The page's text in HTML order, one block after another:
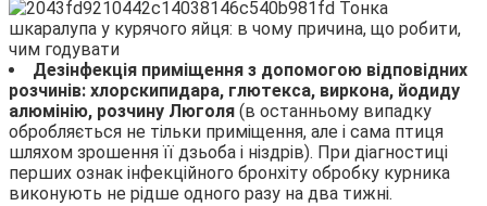
Дезінфекція приміщення з допомогою відповідних
розчинів: хлорскипидара, глютекса, виркона, йодиду
алюмінію, розчину Люголя (в останньому випадку
обробляється не тільки приміщення, але і сама птиця
шляхом зрошення її дзьоба і ніздрів). При діагностиці
перших ознак інфекційного бронхіту обробку курника
виконують не рідше одного разу на два тижні.